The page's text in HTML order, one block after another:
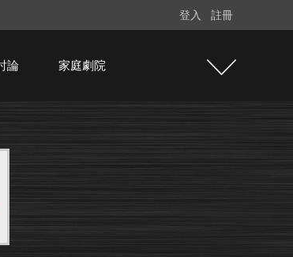
登入 註冊
論 家庭劇院